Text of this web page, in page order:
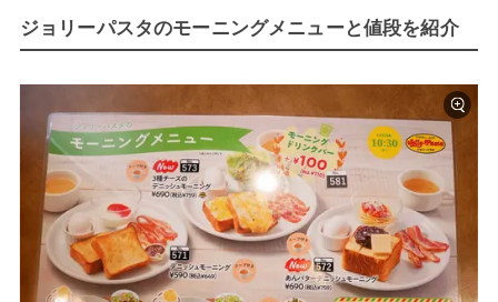
ジョリーパスタのモーニングメニューと値段を紹介